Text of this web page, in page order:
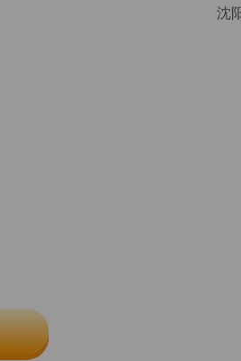
沈